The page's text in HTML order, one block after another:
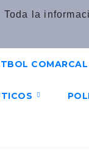
Toda la
COMARCAL